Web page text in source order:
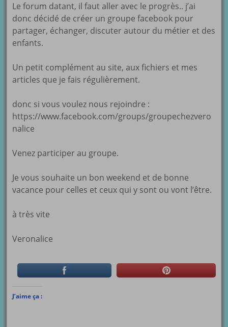
Le forum datant, il faut aller avec le progrès.. j’ai
donc décidé de créer un groupe facebook pour
partager, échanger, discuter autour du métier et des
enfants.
Un petit complément au site, aux fichiers et mes
articles que je fais régulièrement.
donc si vous voulez nous rejoindre :
https://www.facebook.com/groups/groupechezvero
nalice
Venez participer au groupe.
Je vous souhaite un bon weekend et de bonne
vacance pour celles et ceux qui y sont ou vont l’être.
à très vite
Veronalice
J’aime ça :